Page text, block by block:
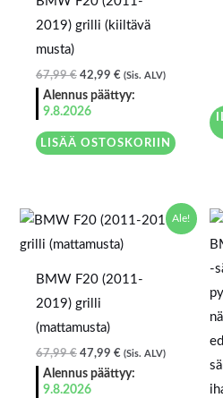
2019) grilli (kiiltävä
musta)
67,99€ 42,99 € (Sis. ALV)
Alennus päättyy:
9.8.2026
LISÄÄ OSTOSKORIIN
Ale!
BMW F20 (2011-
2019) grilli
(mattamusta)
67,99€
Alkuperäinen
hinta
oli:
47,99 €
Nykyinen
on:
(Sis. ALV)
Alennus päättyy:
9.8.2026